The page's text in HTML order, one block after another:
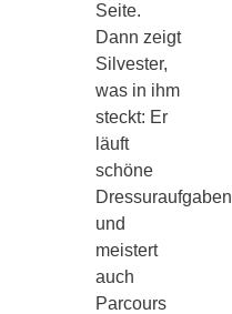
Seite.
Dann zeigt
Silvester,
was in ihm
steckt: Er
läuft
schöne
Dressuraufgaben
und
meistert
auch
Parcours